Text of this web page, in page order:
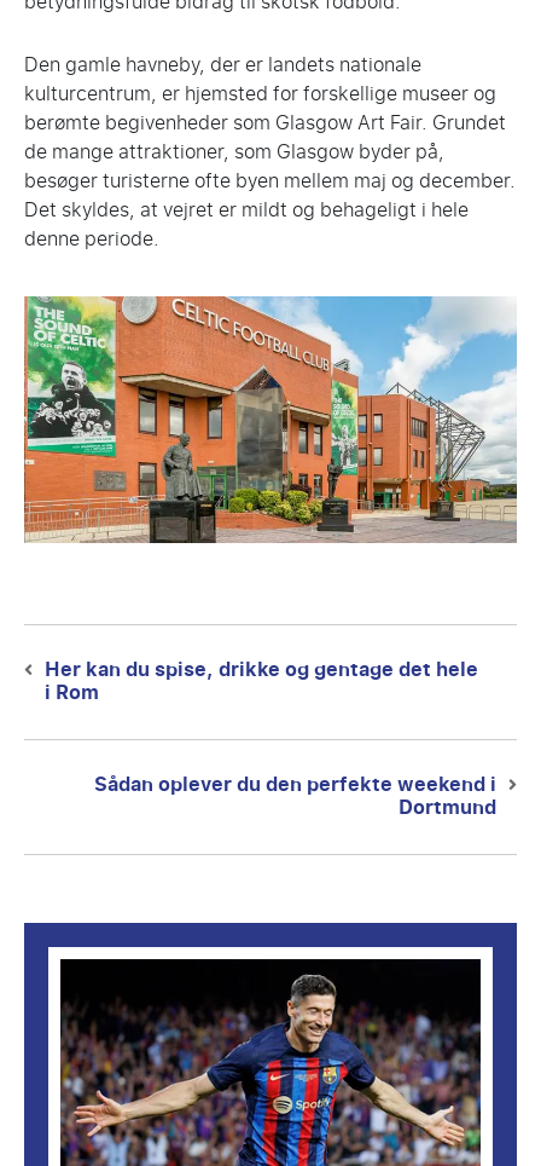
Den gamle havneby, der er landets nationale
kulturcentrum, er hjemsted for forskellige museer og
berømte begivenheder som Glasgow Art Fair. Grundet
de mange attraktioner, som Glasgow byder på,
besøger turisterne ofte byen mellem maj og december.
Det skyldes, at vejret er mildt og behageligt i hele
denne periode.
Post
navigation
Previous
post:
Her kan du spise, drikke og gentage det hele
i Rom
Sådan oplever du den perfekte weekend i
Dortmund